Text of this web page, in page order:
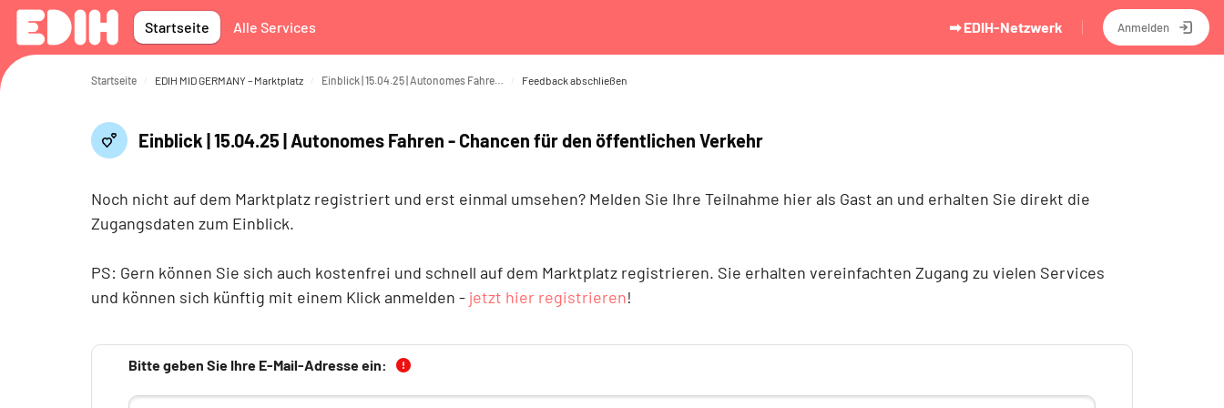
Zum Hauptinhalt
Startseite
Alle Services ➡ EDIH-Netzwerk Anmelden
Startseite EDIH MID GERMANY – Marktplatz Einblick | 15.04.25 | Autonomes Fahren - Chancen für den öffentlichen Verkehr Feedback abschließen
Einblick | 15.04.25 | Autonomes Fahren - Chancen für den öffentlichen Verkehr
Noch nicht auf dem Marktplatz registriert und erst einmal umsehen? Melden Sie Ihre Teilnahme hier als Gast an und erhalten Sie direkt die
Zugangsdaten zum Einblick.
PS: Gern können Sie sich auch kostenfrei und schnell auf dem Marktplatz registrieren. Sie erhalten vereinfachten Zugang zu vielen Services
und können sich künftig mit einem Klick anmelden - jetzt hier registrieren!
Abschlussbedingungen
Bitte geben Sie Ihre E-Mail-Adresse ein: